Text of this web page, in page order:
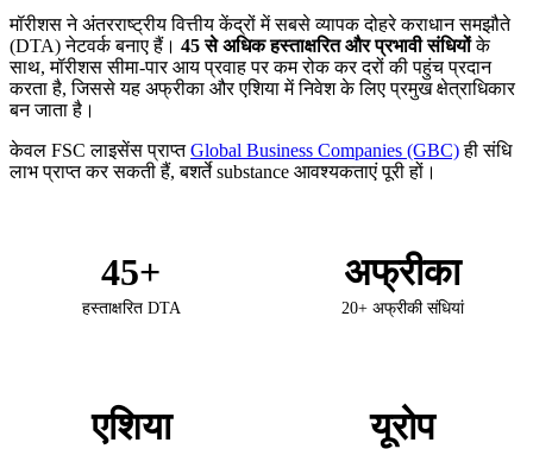
मॉरीशस ने अंतरराष्ट्रीय वित्तीय केंद्रों में सबसे व्यापक दोहरे कराधान समझौते
(DTA) नेटवर्क बनाए हैं। 45 से अधिक हस्ताक्षरित और प्रभावी संधियोंके
साथ, मॉरीशस सीमा-पार आय प्रवाह पर कम रोक कर दरों की पहुंच प्रदान
करता है, जिससे यह अफ्रीका और एशिया में निवेश के लिए प्रमुख क्षेत्राधिकार
बन जाता है।
केवल FSC लाइसेंस प्राप्तGlobal Business Companies (GBC)ही संधि
लाभ प्राप्त कर सकती हैं, बशर्ते substance आवश्यकताएं पूरी हों।
45+
हस्ताक्षरित DTA
अफ्रीका
20+ अफ्रीकी संधियां
एशिया यूरोप